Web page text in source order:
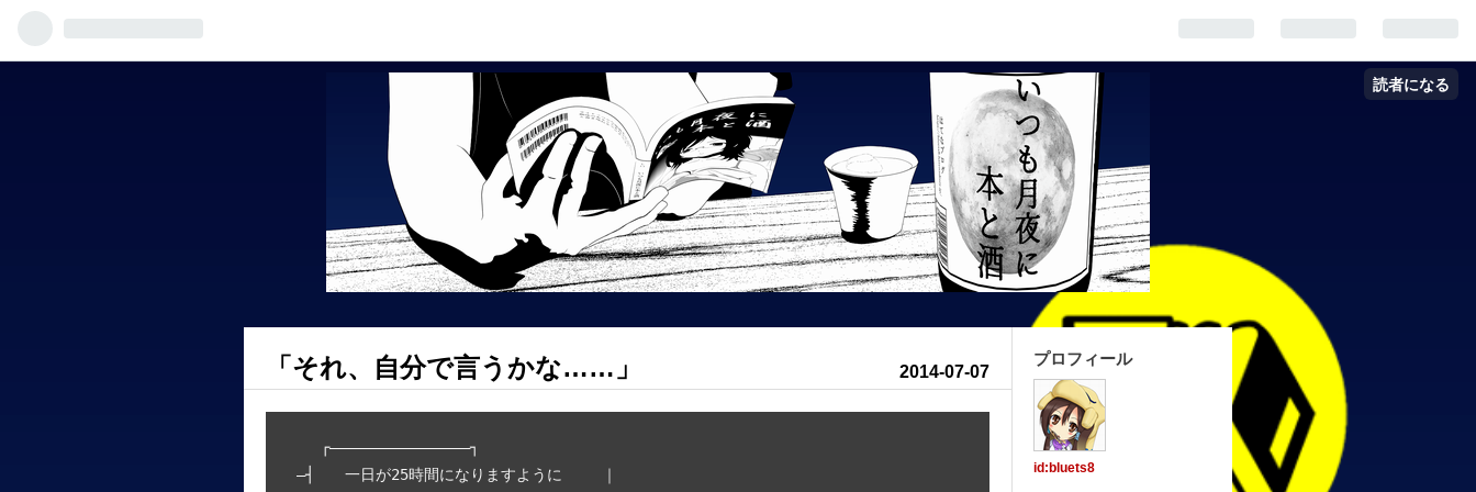
読者になる
2014-07-07
「それ、自分で言うかな……」
┌――――――――――――――――┐
―┤　　一日が25時間になりますように 　　｜
プロフィール
id:bluets8